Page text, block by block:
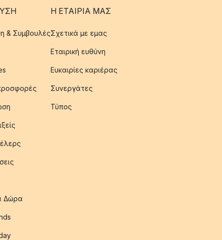
& Συμβουλές
Δώρα
Η ΕΤΑΊΡΙΑ ΜΑΣ
Σχετικά με εμας
Εταιρική ευθύνη
Ευκαιρίες καριέρας
Συνεργάτες
Τύπος